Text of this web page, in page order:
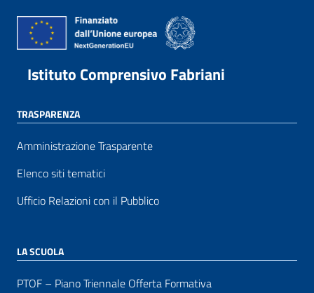
Istituto Comprensivo Fabriani
TRASPARENZA
Amministrazione Trasparente
Elenco siti tematici
Ufficio Relazioni con il Pubblico
LA SCUOLA
PTOF – Piano Triennale Offerta Formativa